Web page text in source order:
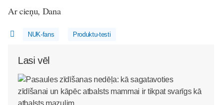
Ar cieņu, Dana
NUK-fans Produktu-testi
Lasi vēl